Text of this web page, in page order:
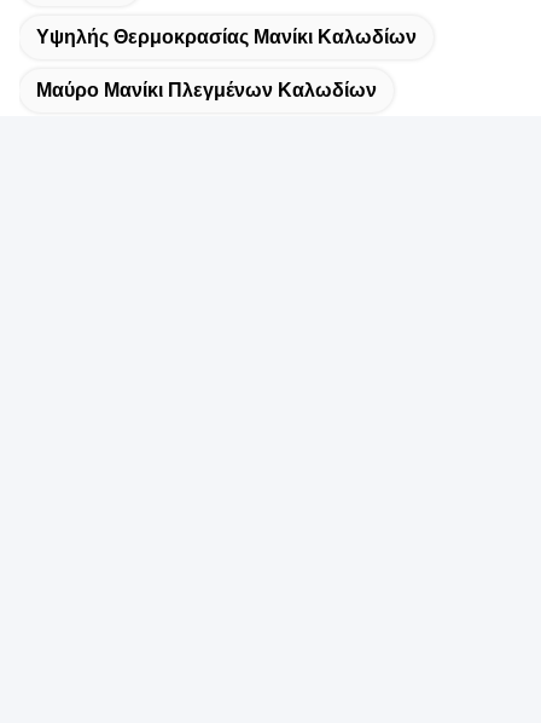
Υψηλής Θερμοκρασίας Μανίκι Καλωδίων
Μαύρο Μανίκι Πλεγμένων Καλωδίων